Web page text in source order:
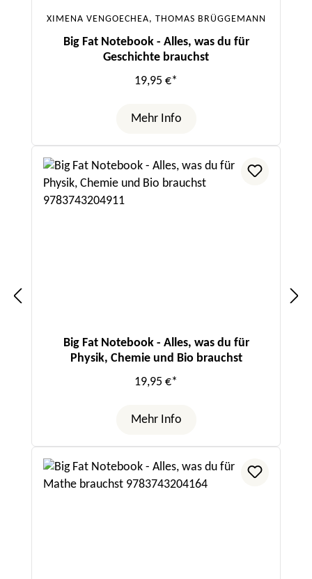
XIMENA VENGOECHEA, THOMAS BRÜGGEMANN
Big Fat Notebook - Alles, was du für
Geschichte brauchst
19,95 €*
Mehr Info
Big Fat Notebook - Alles, was du für
Physik, Chemie und Bio brauchst
19,95 €*
Mehr Info